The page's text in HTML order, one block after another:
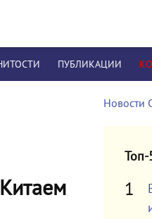
ПУБЛИКАЦИИ
Новости
Топ-